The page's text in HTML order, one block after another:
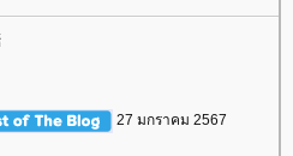
27 มกราคม 2567